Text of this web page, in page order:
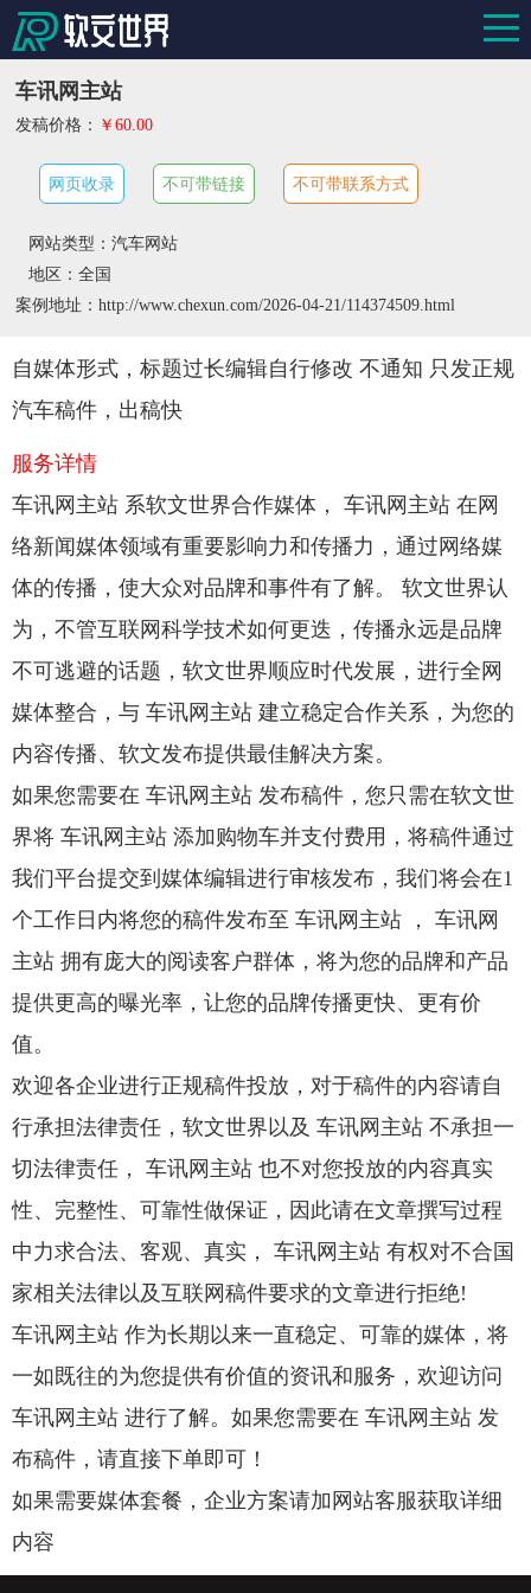
车讯网主站
发稿价格： ￥60.00
网页收录 不可带链接 不可带联系方式
网站类型：汽车网站
地区：全国
案例地址：http://www.chexun.com/2026-04-21/114374509.html
自媒体形式，标题过长编辑自行修改 不通知 只发正规
汽车稿件，出稿快
服务详情
车讯网主站 系软文世界合作媒体， 车讯网主站 在网
络新闻媒体领域有重要影响力和传播力，通过网络媒
体的传播，使大众对品牌和事件有了解。 软文世界认
为，不管互联网科学技术如何更迭，传播永远是品牌
不可逃避的话题，软文世界顺应时代发展，进行全网
媒体整合，与 车讯网主站 建立稳定合作关系，为您的
内容传播、软文发布提供最佳解决方案。
如果您需要在 车讯网主站 发布稿件，您只需在软文世
界将 车讯网主站 添加购物车并支付费用，将稿件通过
我们平台提交到媒体编辑进行审核发布，我们将会在1
个工作日内将您的稿件发布至 车讯网主站 ， 车讯网
主站 拥有庞大的阅读客户群体，将为您的品牌和产品
提供更高的曝光率，让您的品牌传播更快、更有价
值。
欢迎各企业进行正规稿件投放，对于稿件的内容请自
行承担法律责任，软文世界以及 车讯网主站 不承担一
切法律责任， 车讯网主站 也不对您投放的内容真实
性、完整性、可靠性做保证，因此请在文章撰写过程
中力求合法、客观、真实， 车讯网主站 有权对不合国
家相关法律以及互联网稿件要求的文章进行拒绝!
车讯网主站 作为长期以来一直稳定、可靠的媒体，将
一如既往的为您提供有价值的资讯和服务，欢迎访问
车讯网主站 进行了解。如果您需要在 车讯网主站 发
布稿件，请直接下单即可！
如果需要媒体套餐，企业方案请加网站客服获取详细
内容